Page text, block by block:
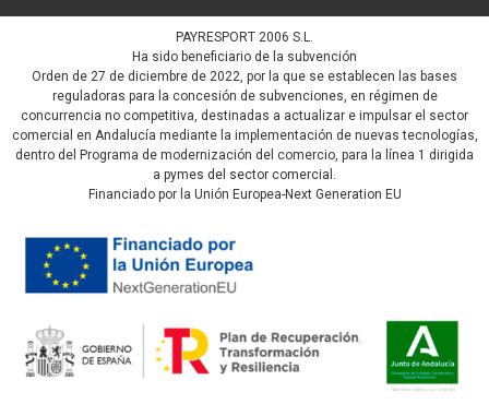
PAYRESPORT 2006 S.L.
Ha sido beneficiario de la subvención
Orden de 27 de diciembre de 2022, por la que se establecen las bases
reguladoras para la concesión de subvenciones, en régimen de
concurrencia no competitiva, destinadas a actualizar e impulsar el sector
comercial en Andalucía mediante la implementación de nuevas tecnologías,
dentro del Programa de modernización del comercio, para la línea 1 dirigida
a pymes del sector comercial.
Financiado por la Unión Europea-Next Generation EU